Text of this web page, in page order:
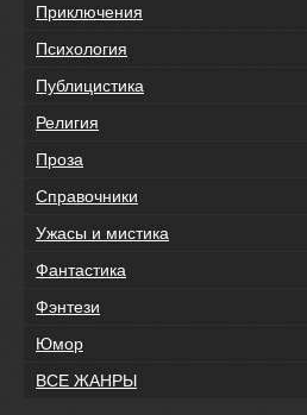
Приключения
Психология
Публицистика
Религия
Проза
Справочники
Ужасы и мистика
Фантастика
Фэнтези
Юмор
ВСЕ ЖАНРЫ